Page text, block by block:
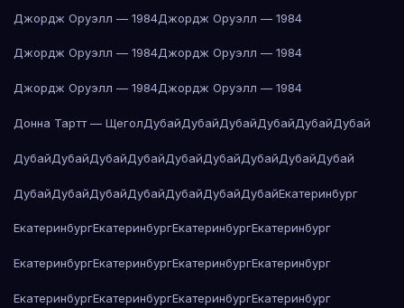
Джордж Оруэлл — 1984Джордж Оруэлл — 1984
Джордж Оруэлл — 1984Джордж Оруэлл — 1984
Джордж Оруэлл — 1984Джордж Оруэлл — 1984
Донна Тартт — ЩеголДубайДубайДубайДубайДубайДубай
ДубайДубайДубайДубайДубайДубайДубайДубайДубай
ДубайДубайДубайДубайДубайДубайДубайЕкатеринбург
ЕкатеринбургЕкатеринбургЕкатеринбургЕкатеринбург
ЕкатеринбургЕкатеринбургЕкатеринбургЕкатеринбург
ЕкатеринбургЕкатеринбургЕкатеринбургЕкатеринбург